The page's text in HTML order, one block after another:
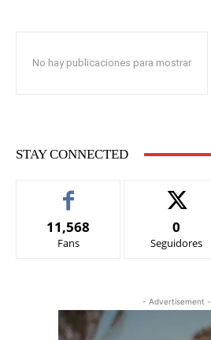
No hay publicaciones para mostrar
STAY CONNECTED
11,568
Fans
0
Seguidores
- Advertisement -